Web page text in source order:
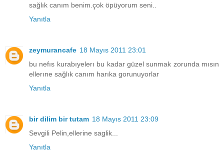
sağlık canım benim.çok öpüyorum seni..
Yanıtla
zeymurancafe 18 Mayıs 2011 23:01
bu nefıs kurabıyelerı bu kadar güzel sunmak zorunda mısın
ellerıne sağlık canım harıka gorunuyorlar
Yanıtla
bir dilim bir tutam 18 Mayıs 2011 23:09
Sevgili Pelin,ellerine saglik...
Yanıtla